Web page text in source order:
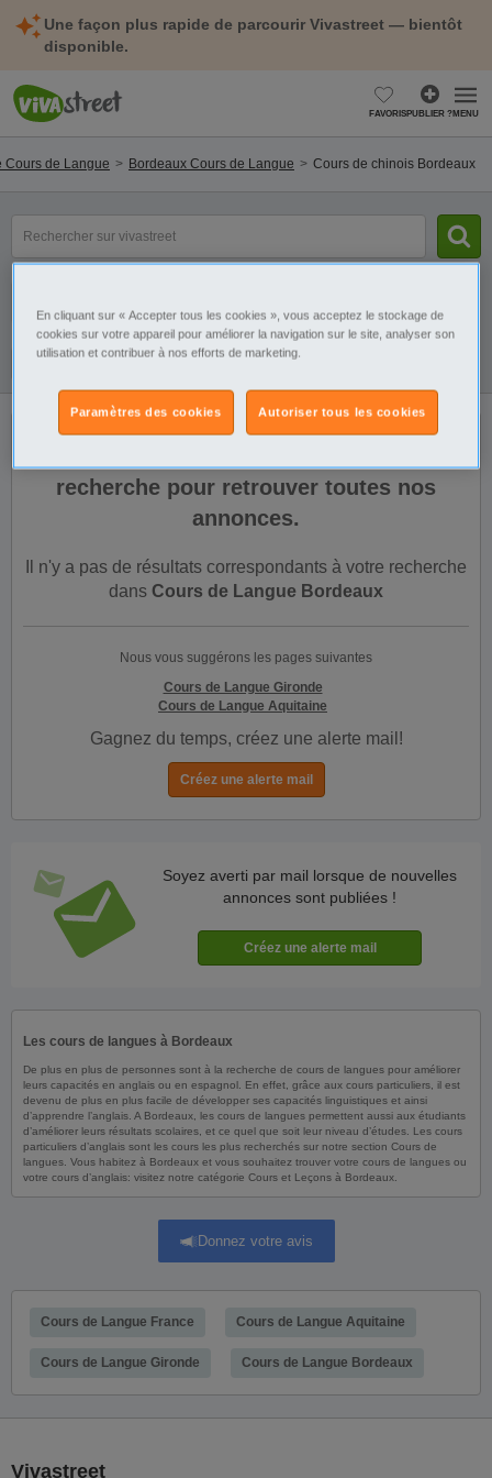
Une façon plus rapide de parcourir Vivastreet — bientôt
disponible.
FAVORISPUBLIER ?MENU
Cours de Langue Bordeaux Cours de Langue Cours de chinois Bordeaux
clé(s)
recherche pour retrouver toutes nos
annonces.
Il n'y a pas de résultats correspondants à votre recherche
dans Cours de Langue Bordeaux
Nous vous suggérons les pages suivantes
Cours de Langue Gironde
Cours de Langue Aquitaine
Gagnez du temps, créez une alerte mail!
Soyez averti par mail lorsque de nouvelles
annonces sont publiées !
Les cours de langues à Bordeaux
De plus en plus de personnes sont à la recherche de cours de langues pour améliorer
leurs capacités en anglais ou en espagnol. En effet, grâce aux cours particuliers, il est
devenu de plus en plus facile de développer ses capacités linguistiques et ainsi
d’apprendre l’anglais. A Bordeaux, les cours de langues permettent aussi aux étudiants
d’améliorer leurs résultats scolaires, et ce quel que soit leur niveau d’études. Les cours
particuliers d’anglais sont les cours les plus recherchés sur notre section Cours de
langues. Vous habitez à Bordeaux et vous souhaitez trouver votre cours de langues ou
votre cours d’anglais: visitez notre catégorie Cours et Leçons à Bordeaux.
Donnez votre avis
Cours de Langue France Cours de Langue Aquitaine
Cours de Langue Gironde Cours de Langue Bordeaux
Vivastreet
En cliquant sur « Accepter tous les cookies », vous acceptez le stockage de
cookies sur votre appareil pour améliorer la navigation sur le site, analyser son
utilisation et contribuer à nos efforts de marketing.
Autoriser tous les cookies
Paramètres des cookies